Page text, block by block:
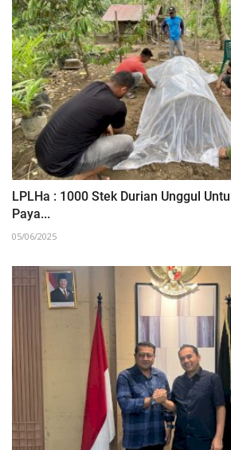
LPLHa : 1000 Stek Durian Unggul
Paya...
05/06/2025